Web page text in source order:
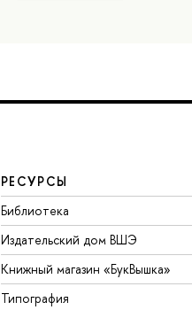
РЕСУРСЫ
Библиотека
Издательский дом ВШЭ
Книжный магазин «БукВышка»
Типография